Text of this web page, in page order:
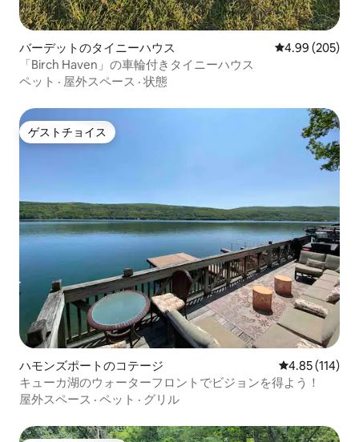
バーデットのタイニーハウス レビュー205
4.99 (205)
「Birch Haven」の車輪付きタイニーハウス
ペット · 屋外スペース · 状態
ゲストチョイス
ゲストチョイス
ハモンズポートのコテージ レビュー114
4.85 (114)
キューカ湖のウォーターフロントでビジョンを得よう！
屋外スペース · ペット · グリル